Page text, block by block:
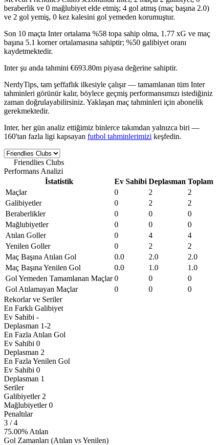
beraberlik ve 0 mağlubiyet elde etmiş; 4 gol atmış (maç başına 2.0)
ve 2 gol yemiş, 0 kez kalesini gol yemeden korumuştur.
Son 10 maçta Inter ortalama %58 topa sahip olma, 1.77 xG ve maç
başına 5.1 kornerortalamasına sahiptir; %50 galibiyet oranı
kaydetmektedir.
Inter şu anda tahmini €693.80m piyasa değerine sahiptir.
NerdyTips, tam şeffaflık ilkesiyle çalışır — tamamlanan tüm Inter
tahminleri görünür kalır, böylece geçmiş performansımızı istediğiniz
zaman doğrulayabilirsiniz. Yaklaşan maç tahminleri için abonelik
gerekmektedir.
Inter, her gün analiz ettiğimiz binlerce takımdan yalnızca biri —
160'tan fazla ligi kapsayan futbol tahminlerimizi keşfedin.
Friendlies Clubs
Performans Analizi
İstatistik
Ev Sahibi Deplasman Toplam
Maçlar
0 2
2
Galibiyetler
0 2
2
Beraberlikler
0 0
0
Mağlubiyetler
0 0
0
Atılan Goller
0 4
4
Yenilen Goller
0 2
2
Maç Başına Atılan Gol
0.0 2.0
2.0
Maç Başına Yenilen Gol
0.0 1.0
1.0
Gol Yemeden Tamamlanan Maçlar 0 0
0
Gol Atılamayan Maçlar
0 0
0
Rekorlar ve Seriler
En Farklı Galibiyet
Ev Sahibi -
Deplasman 1-2
En Fazla Atılan Gol
Ev Sahibi 0
Deplasman 2
En Fazla Yenilen Gol
Ev Sahibi 0
Deplasman 1
Seriler
Galibiyetler 2
Mağlubiyetler 0
Penaltılar
3 / 4
75.00% Atılan
Gol Zamanları (Atılan vs Yenilen)